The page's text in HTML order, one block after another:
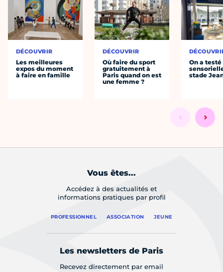
DÉCOUVRIR
Les meilleures
expos du moment
à faire en famille
DÉCOUVRIR
Où faire du sport
gratuitement à
Paris quand on est
une femme ?
On a
stade
Vous êtes...
Accédez à des actualités et
informations pratiques par profil
PROFESSIONNEL ASSOCIATION JEUNE
Les newsletters de Paris
Recevez directement par email